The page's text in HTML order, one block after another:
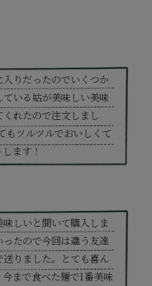
りだったのでいくつか
いる姑が美味しい美味
れたので注文しまし
もツルツルでおいしくて
ます！
しいと聞いて購入しま
たので今回は違う友達
りました。とても喜ん
まで食べた麺で1番美味